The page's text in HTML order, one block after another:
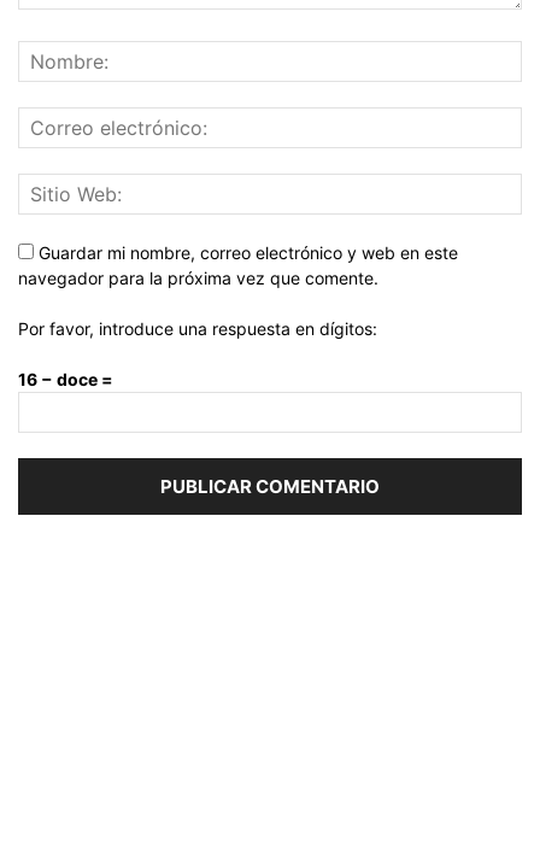
Guardar mi nombre, correo electrónico y web en este
navegador para la próxima vez que comente.
Por favor, introduce una respuesta en dígitos:
16 − doce =